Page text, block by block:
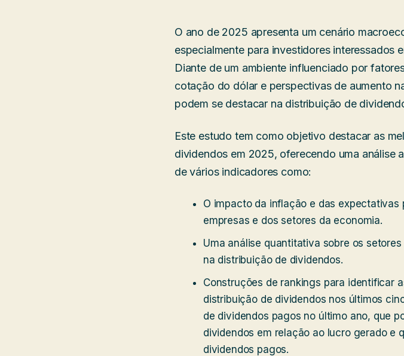
O ano de 2025 apresenta um cenário
especialmente para investidores interessados
Diante de um ambiente influenciado por
cotação do dólar e perspectivas de aumento
podem se destacar na distribuição de
Este estudo tem como objetivo destacar as
dividendos em 2025, oferecendo uma análise
de vários indicadores como:
O impacto da inflação e das
empresas e dos setores da economia.
Uma análise quantitativa sobre os
na distribuição de dividendos.
Construções de rankings para identificar
distribuição de dividendos nos últimos
de dividendos pagos no último ano, que
dividendos em relação ao lucro gerado e
dividendos pagos.